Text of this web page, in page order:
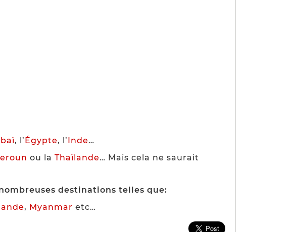
, l’Égypte, l’Inde…
ou la Thaïlande… Mais cela ne saurait
destinations telles que:
, Myanmar etc…